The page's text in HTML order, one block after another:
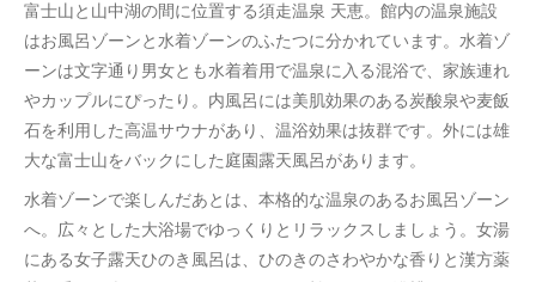
富士山と山中湖の間に位置する須走温泉 天恵。館内の温泉施設
はお風呂ゾーンと水着ゾーンのふたつに分かれています。水着ゾ
ーンは文字通り男女とも水着着用で温泉に入る混浴で、家族連れ
やカップルにぴったり。内風呂には美肌効果のある炭酸泉や麦飯
石を利用した高温サウナがあり、温浴効果は抜群です。外には雄
大な富士山をバックにした庭園露天風呂があります。
水着ゾーンで楽しんだあとは、本格的な温泉のあるお風呂ゾーン
へ。広々とした大浴場でゆっくりとリラックスしましょう。女湯
にある女子露天ひのき風呂は、ひのきのさわやかな香りと漢方薬